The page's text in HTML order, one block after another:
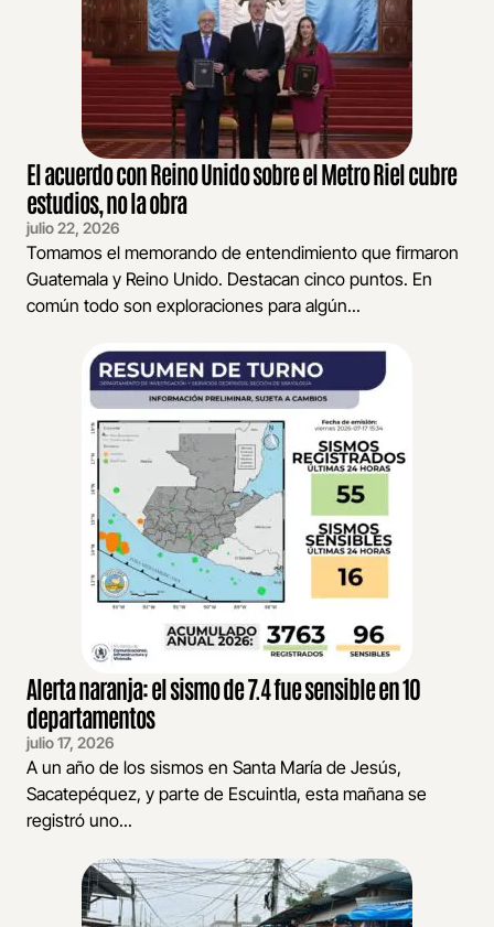
El acuerdo con Reino Unido sobre el Metro Riel cubre
estudios, no la obra
julio 22, 2026
Tomamos el memorando de entendimiento que firmaron
Guatemala y Reino Unido. Destacan cinco puntos. En
común todo son exploraciones para algún...
Alerta naranja: el sismo de 7.4 fue sensible en 10
departamentos
julio 17, 2026
A un año de los sismos en Santa María de Jesús,
Sacatepéquez, y parte de Escuintla, esta mañana se
registró uno...